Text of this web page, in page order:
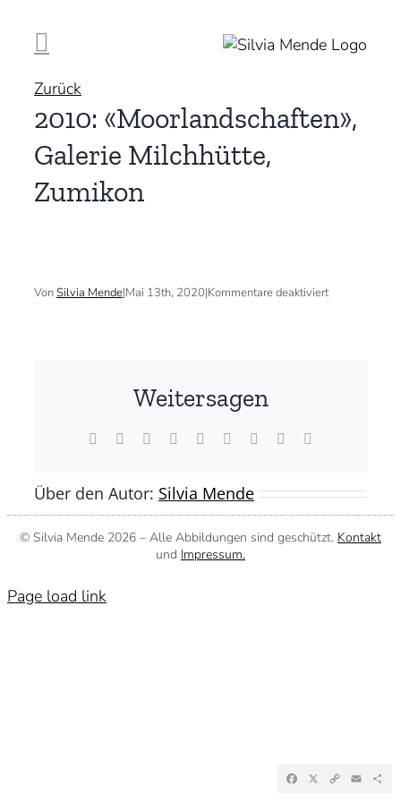
Inhalt
springen
Zurück
2010: «Moorlandschaften»,
Galerie Milchhütte,
Zumikon
VonSilvia Mende|Mai 13th, 2020|Kommentare deaktiviertfür
Weitersagen
Facebook Reddit LinkedInWhatsApp
TumblrPinterest
Über den Autor: Silvia Mende
© Silvia Mende 2026 – Alle Abbildungen sind geschützt. Kontakt
und Impressum.
Page load link
Facebook
X CopyEmail